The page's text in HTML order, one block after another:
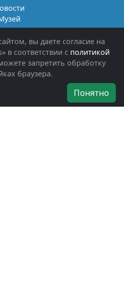
памяти
граждан
СВО и их семьям
награды
вы даете согласие на
в соответствии с политикой
запретить обработку
браузера.
Понятно